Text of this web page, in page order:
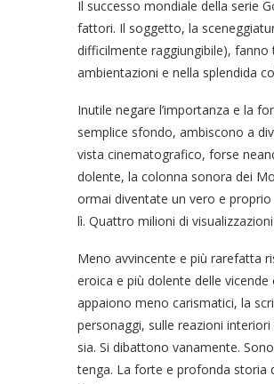
Il successo mondiale della serie
fattori. Il soggetto, la
difficilmente raggiungibile),
ambientazioni e nella splendida
Inutile negare l’importanza e la
semplice sfondo, ambiscono a
vista cinematografico, forse
dolente, la colonna sonora dei
ormai diventate un vero e
lì. Quattro milioni di
Meno avvincente e più rarefatta
eroica e più dolente delle
appaiono meno carismatici, la
personaggi, sulle reazioni
sia. Si dibattono vanamente.
tenga. La forte e profonda storia